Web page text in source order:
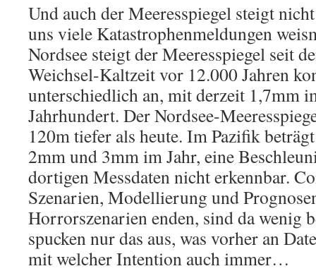
Und auch der Meeresspiegel steigt
uns viele Katastrophenmeldungen
Nordsee steigt der Meeresspiegel seit
Weichsel-Kaltzeit vor 12.000 Jahren
unterschiedlich an, mit derzeit 1,7mm
Jahrhundert. Der Nordsee-
120m tiefer als heute. Im Pazifik
2mm und 3mm im Jahr, eine
dortigen Messdaten nicht erkennbar.
Szenarien, Modellierung und
Horrorszenarien enden, sind da wenig
spucken nur das aus, was vorher an
mit welcher Intention auch immer…